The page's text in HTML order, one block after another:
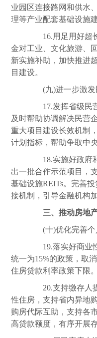
业园区连接路网和供水
理等产业配套基础设施建
16.用足用好超长
金对工业、文化旅游、
新实施补助，加快推进
目建设。
(九)进一步激发
17.发挥省级民营
及时帮助协调解决民营
重大项目建设长效机制
计划指标，帮助争取中
18.实施好政府和
出一批合作示范项目，
基础设施REITs。完善
接机制，引导金融机构
三、推动房地产
(十)优化完善个
19.落实好商业性
统一为15%的政策，取
住房贷款利率政策下限。
20.支持缴存人提
性住房，支持省内异地
购房代际互助，支持各
高贷款额度，有序开展